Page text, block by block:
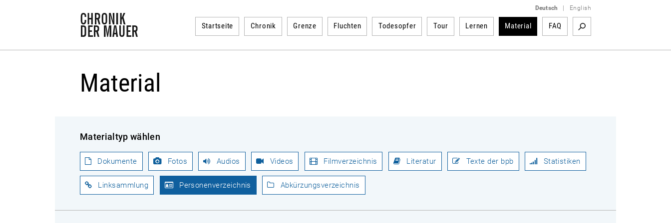
Deutsch English
Startseite Chronik Grenze Fluchten Todesopfer Tour Lernen Material FAQ
Material
Materialtyp wählen
Dokumente Fotos Audios Videos Filmverzeichnis Literatur Texte der bpb Statistiken
Linksammlung Personenverzeichnis Abkürzungsverzeichnis